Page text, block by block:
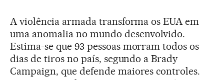
A violência armada transforma os EUA em
uma anomalia no mundo desenvolvido.
Estima-se que 93 pessoas morram todos os
dias de tiros no país, segundo a Brady
Campaign, que defende maiores controles.